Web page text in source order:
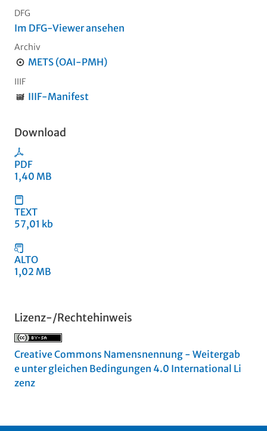
DFG
Im DFG-Viewer ansehen
Archiv
METS (OAI-PMH)
IIIF
IIIF-Manifest
Download
PDF
1,40 MB
TEXT
57,01 kb
ALTO
1,02 MB
Lizenz-/Rechtehinweis
Creative Commons Namensnennung - Weitergab
e unter gleichen Bedingungen 4.0 International Li
zenz